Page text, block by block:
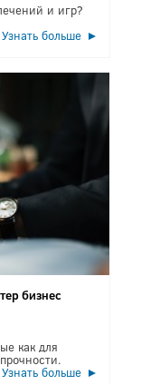
и игр?
Узнать больше
бизнес
как для
Узнать больше